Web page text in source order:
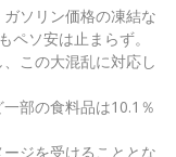
ソリン価格の凍結な
ペソ安は止まらず。
この大混乱に対応し
部の食料品は10.1％
ジを受けることとな